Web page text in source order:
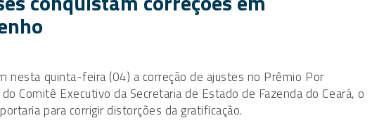
nesta quinta-feira (04) a correção de ajustes no Prêmio Por
Comitê Executivo da Secretaria de Estado de Fazenda do Ceará, o
para corrigir distorções da gratificação.